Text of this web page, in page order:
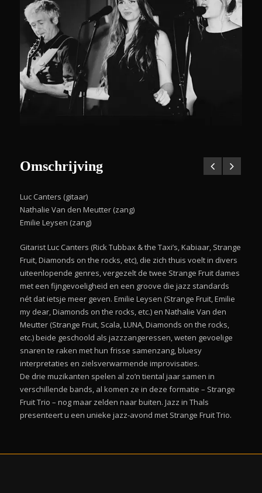
Omschrijving
Luc Canters (gitaar)
Nathalie Van den Meutter (zang)
Emilie Leysen (zang)
Gitarist Luc Canters (Rick Tubbax & the Taxi’s, Kabiaar, Strange
Fruit, Diamonds on the rocks, etc), die zich thuis voelt in divers
uiteenlopende genres, vergezelt de twee Strange Fruit dames
met een fijngevoeligheid en een groove die jazz standards
nét dat ietsje meer geven. Emilie Leysen (Strange Fruit, Emilie
my dear, Diamonds on the rocks, etc.) en Nathalie Van den
Meutter (Strange Fruit, Scala, LUNA, Diamonds on the rocks,
etc.) beide geschoold als jazzzangeressen, weten gevoelige
snaren te raken met hun frisse samenzang, bluesy
interpretaties en zielsverwarmende improvisaties.
De drie muzikanten spelen al zo’n tiental jaar samen in
verschillende bands, al komen ze in deze formatie – Strange
Fruit Trio – nog maar zelden naar buiten. Jazz in Thals
presenteert u een unieke jazz-avond met Strange Fruit Trio.